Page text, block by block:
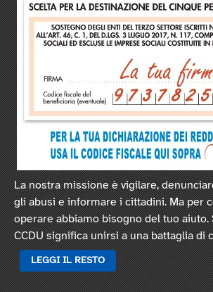
La nostra missione è vigilare,
gli abusi e informare i cittadini. Ma per
operare abbiamo bisogno del tuo aiuto.
CCDU significa unirsi a una battaglia di
LEGGI IL RESTO